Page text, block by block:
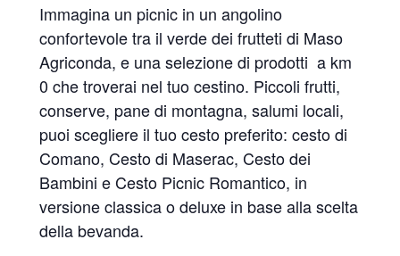
Immagina un picnic in un angolino
confortevole tra il verde dei frutteti di Maso
Agriconda, e una selezione di prodotti a km
0 che troverai nel tuo cestino. Piccoli frutti,
conserve, pane di montagna, salumi locali,
puoi scegliere il tuo cesto preferito: cesto di
Comano, Cesto di Maserac, Cesto dei
Bambini e Cesto Picnic Romantico, in
versione classica o deluxe in base alla scelta
della bevanda.